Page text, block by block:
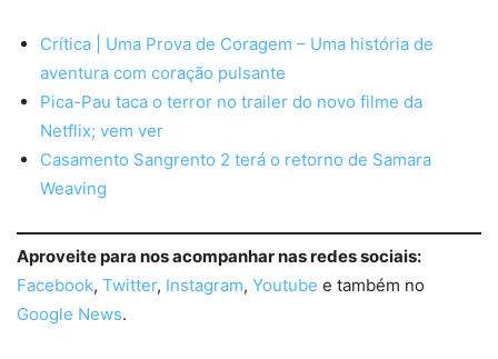
Crítica | Uma Prova de Coragem – Uma história de
aventura com coração pulsante
Pica-Pau taca o terror no trailer do novo filme da
Netflix; vem ver
Casamento Sangrento 2 terá o retorno de Samara
Weaving
Aproveite para nos acompanhar nas redes sociais:
Facebook, Twitter, Instagram, Youtube e também no
Google News.